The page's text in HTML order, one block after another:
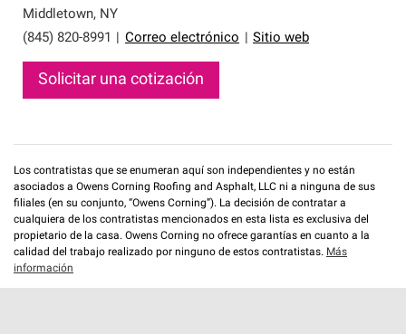
Middletown, NY
(845) 820-8991
Correo electrónico Sitio web
Solicitar una cotización
Los contratistas que se enumeran aquí son independientes y no están
asociados a Owens Corning Roofing and Asphalt, LLC ni a ninguna de sus
filiales (en su conjunto, “Owens Corning”). La decisión de contratar a
cualquiera de los contratistas mencionados en esta lista es exclusiva del
propietario de la casa. Owens Corning no ofrece garantías en cuanto a la
calidad del trabajo realizado por ninguno de estos contratistas. Más
información